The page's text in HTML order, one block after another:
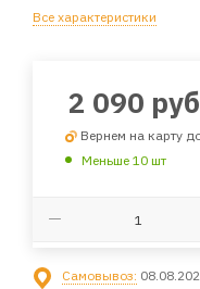
Все характеристики
2 090
Вернем на карту
Меньше 10 шт
Самовывоз: